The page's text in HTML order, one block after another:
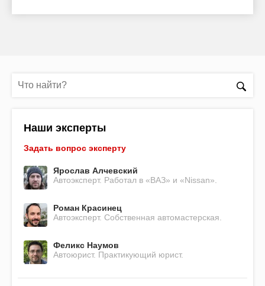
Наши эксперты
Задать вопрос эксперту
Ярослав Алчевский
Автоэксперт. Работал в «ВАЗ» и «Nissan».
Роман Красинец
Автоэксперт. Собственная автомастерская.
Феликс Наумов
Автоюрист. Практикующий юрист.